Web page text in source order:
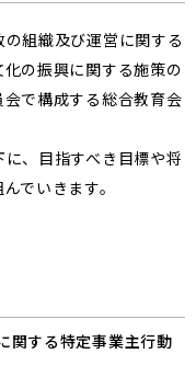
の組織及び運営に関する
の振興に関する施策の
で構成する総合教育会
、目指すべき目標や将
でいきます。
関する特定事業主行動